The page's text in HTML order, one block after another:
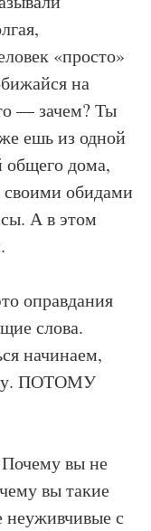
«просто»
на
— зачем? Ты
ешь из одной
дома,
своими обидами
А в этом
оправдания
слова.
начинаем,
ПОТОМУ
Почему вы не
вы такие
с